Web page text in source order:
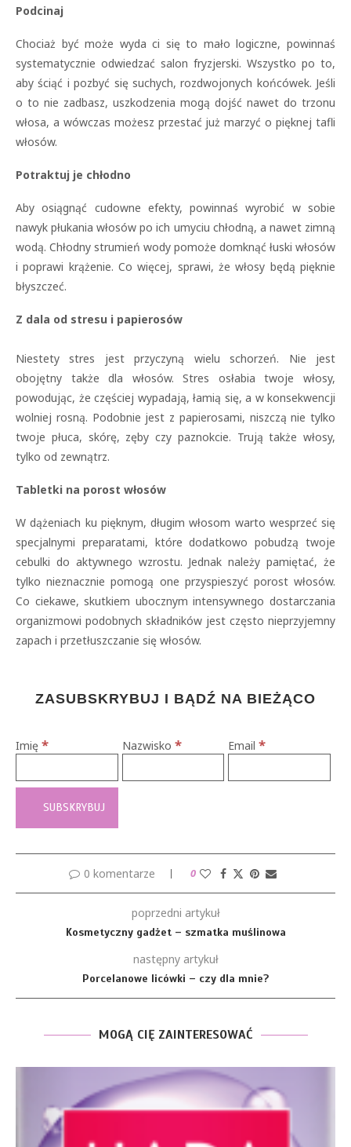
Podcinaj
Chociaż być może wyda ci się to mało logiczne, powinnaś
systematycznie odwiedzać salon fryzjerski. Wszystko po to,
aby ściąć i pozbyć się suchych, rozdwojonych końcówek. Jeśli
o to nie zadbasz, uszkodzenia mogą dojść nawet do trzonu
włosa, a wówczas możesz przestać już marzyć o pięknej tafli
włosów.
Potraktuj je chłodno
Aby osiągnąć cudowne efekty, powinnaś wyrobić w sobie
nawyk płukania włosów po ich umyciu chłodną, a nawet zimną
wodą. Chłodny strumień wody pomoże domknąć łuski włosów
i poprawi krążenie. Co więcej, sprawi, że włosy będą pięknie
błyszczeć.
Z dala od stresu i papierosów
Niestety stres jest przyczyną wielu schorzeń. Nie jest
obojętny także dla włosów. Stres osłabia twoje włosy,
powodując, że częściej wypadają, łamią się, a w konsekwencji
wolniej rosną. Podobnie jest z papierosami, niszczą nie tylko
twoje płuca, skórę, zęby czy paznokcie. Trują także włosy,
tylko od zewnątrz.
Tabletki na porost włosów
W dążeniach ku pięknym, długim włosom warto wesprzeć się
specjalnymi preparatami, które dodatkowo pobudzą twoje
cebulki do aktywnego wzrostu. Jednak należy pamiętać, że
tylko nieznacznie pomogą one przyspieszyć porost włosów.
Co ciekawe, skutkiem ubocznym intensywnego dostarczania
organizmowi podobnych składników jest często nieprzyjemny
zapach i przetłuszczanie się włosów.
ZASUBSKRYBUJ I BĄDŹ NA BIEŻĄCO
Imię * Nazwisko * Email*
0 komentarze 0
poprzedni artykuł
Kosmetyczny gadżet – szmatka muślinowa
następny artykuł
Porcelanowe licówki – czy dla mnie?
MOGĄ CIĘ ZAINTERESOWAĆ